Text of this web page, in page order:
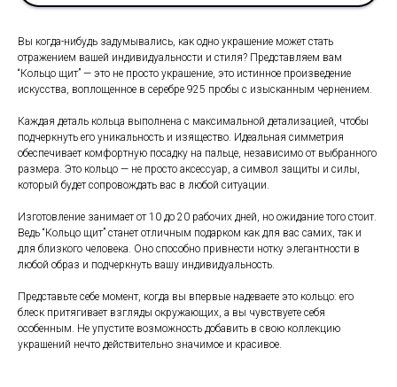
Вы когда-нибудь задумывались, как одно украшение может стать
отражением вашей индивидуальности и стиля? Представляем вам
“Кольцо щит” — это не просто украшение, это истинное произведение
искусства, воплощенное в серебре 925 пробы с изысканным чернением.
Каждая деталь кольца выполнена с максимальной детализацией, чтобы
подчеркнуть его уникальность и изящество. Идеальная симметрия
обеспечивает комфортную посадку на пальце, независимо от выбранного
размера. Это кольцо — не просто аксессуар, а символ защиты и силы,
который будет сопровождать вас в любой ситуации.
Изготовление занимает от 10 до 20 рабочих дней, но ожидание того стоит.
Ведь “Кольцо щит” станет отличным подарком как для вас самих, так и
для близкого человека. Оно способно привнести нотку элегантности в
любой образ и подчеркнуть вашу индивидуальность.
Представьте себе момент, когда вы впервые надеваете это кольцо: его
блеск притягивает взгляды окружающих, а вы чувствуете себя
особенным. Не упустите возможность добавить в свою коллекцию
украшений нечто действительно значимое и красивое.